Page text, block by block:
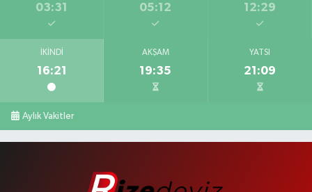
03:31 05:12 12:29
İKINDI
16:21
AKŞAM
19:35
YATSI
21:09
Aylık Vakitler